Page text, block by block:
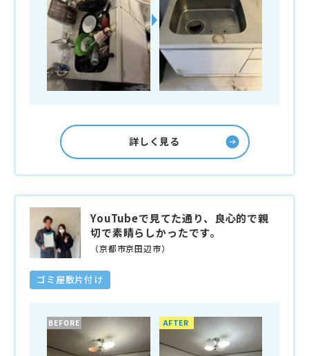
詳しく見る
YouTubeで見てた通り、良心的で親
切で素晴らしかったです。
（京都市京田辺市）
ゴミ屋敷片付け
BEFORE AFTER